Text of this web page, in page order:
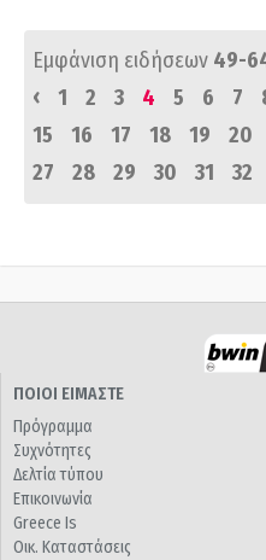
Εμφάνιση ειδήσεων 49-
‹
1 2 3 4 5 6 7
15
16 17 18 19 20
27
28 29 30 31 32
ΠΟΙΟΙ ΕΙΜΑΣΤΕ
Πρόγραμμα
Συχνότητες
Δελτία τύπου
Επικοινωνία
Greece Is
Οικ. Καταστάσεις